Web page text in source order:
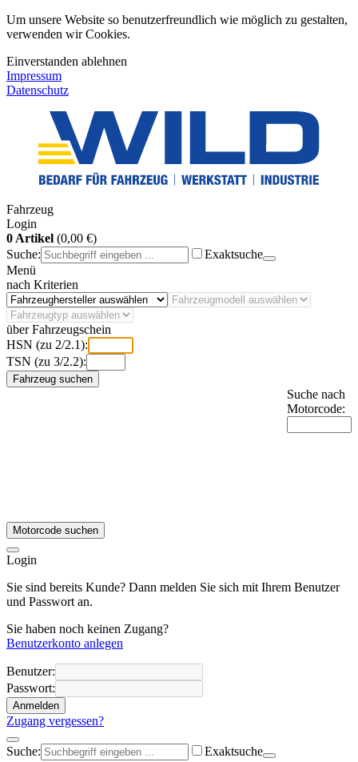
Um unsere Website so benutzerfreundlich wie möglich zu gestalten,
verwenden wir Cookies.
Einverstanden ablehnen
Impressum
Datenschutz
Fahrzeug
Login
0 Artikel (0,00 €)
Suche:
Exaktsuche
Menü
nach Kriterien
über Fahrzeugschein
HSN (zu 2/2.1):
TSN (zu 3/2.2):
Fahrzeug suchen
Suche nach
Motorcode:
Motorcode suchen
Login
Sie sind bereits Kunde? Dann melden Sie sich mit Ihrem Benutzer
und Passwort an.
Sie haben noch keinen Zugang?
Benutzerkonto anlegen
Benutzer:
Passwort:
Anmelden
Zugang vergessen?
Suche: Exaktsuche